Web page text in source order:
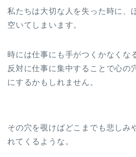
私たちは大切な人を失った時に、
空いてしまいます。
時には仕事にも手がつくかなくな
反対に仕事に集中することで心の
にするかもしれません。
その穴を覗けばどこまでも悲しみ
れてくるような。